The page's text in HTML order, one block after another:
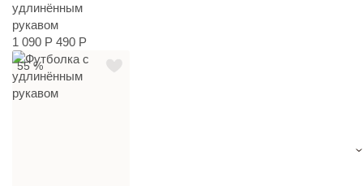
удлинённым
рукавом
1 090 Р 490 Р
55 %